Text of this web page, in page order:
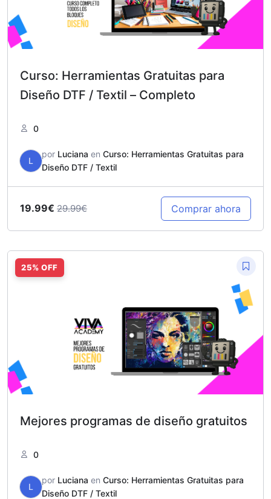
Curso: Herramientas Gratuitas para
Diseño DTF / Textil – Completo
0
L
por Luciana en Curso: Herramientas Gratuitas para
Diseño DTF / Textil
19.99€ 29.99€ Comprar ahora
Mejores programas de diseño gratuitos
0
L
por Luciana en Curso: Herramientas Gratuitas para
Diseño DTF / Textil